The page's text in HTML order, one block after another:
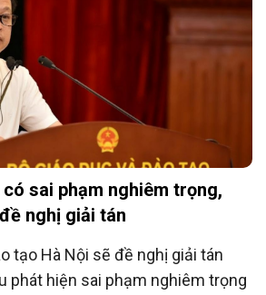
sai phạm nghiêm trọng,
nghị giải tán
tạo Hà Nội sẽ đề nghị giải tán
phát hiện sai phạm nghiêm trọng